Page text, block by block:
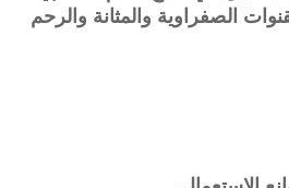
الصفراوية والمثانة والرحم